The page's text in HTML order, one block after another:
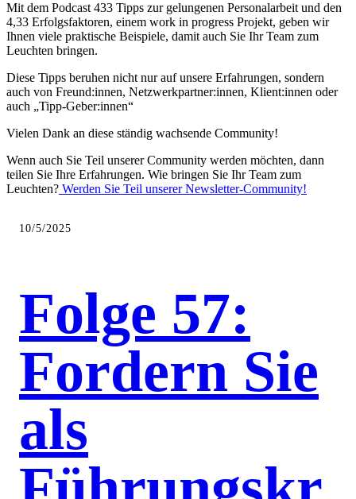
Mit dem Podcast 433 Tipps zur gelungenen Personalarbeit und den
4,33 Erfolgsfaktoren, einem work in progress Projekt, geben wir
Ihnen viele praktische Beispiele, damit auch Sie Ihr Team zum
Leuchten bringen.
Diese Tipps beruhen nicht nur auf unsere Erfahrungen, sondern
auch von Freund:innen, Netzwerkpartner:innen, Klient:innen oder
auch „Tipp-Geber:innen“
Vielen Dank an diese ständig wachsende Community!
Wenn auch Sie Teil unserer Community werden möchten, dann
teilen Sie Ihre Erfahrungen. Wie bringen Sie Ihr Team zum
Leuchten? Werden Sie Teil unserer Newsletter-Community!
10/5/2025
Folge 57:
Fordern Sie
als